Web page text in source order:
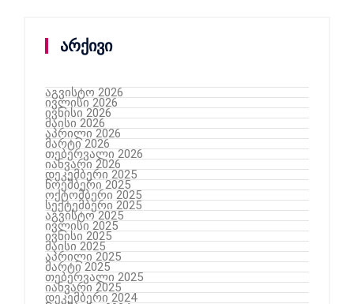
არქივი
აგვისტო 2026
ივლისი 2026
ივნისი 2026
მაისი 2026
აპრილი 2026
მარტი 2026
თებერვალი 2026
იანვარი 2026
დეკემბერი 2025
ნოემბერი 2025
ოქტომბერი 2025
სექტემბერი 2025
აგვისტო 2025
ივლისი 2025
ივნისი 2025
მაისი 2025
აპრილი 2025
მარტი 2025
თებერვალი 2025
იანვარი 2025
დეკემბერი 2024